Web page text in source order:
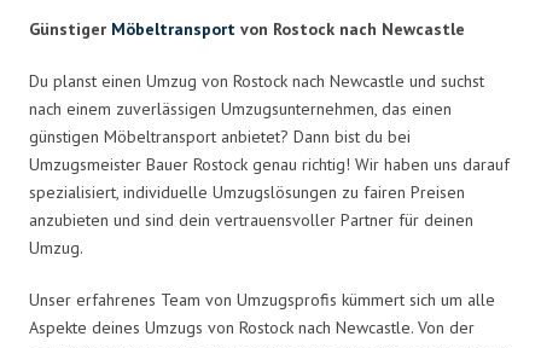
Günstiger Möbeltransport von Rostock nach Newcastle
Du planst einen Umzug von Rostock nach Newcastle und suchst
nach einem zuverlässigen Umzugsunternehmen, das einen
günstigen Möbeltransport anbietet? Dann bist du bei
Umzugsmeister Bauer Rostock genau richtig! Wir haben uns darauf
spezialisiert, individuelle Umzugslösungen zu fairen Preisen
anzubieten und sind dein vertrauensvoller Partner für deinen
Umzug.
Unser erfahrenes Team von Umzugsprofis kümmert sich um alle
Aspekte deines Umzugs von Rostock nach Newcastle. Von der